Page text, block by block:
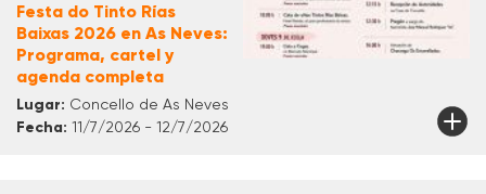
Festa do Tinto Rías
Baixas 2026 en As Neves:
Programa, cartel y
agenda completa
Lugar: Concello de As Neves
Fecha: 11/7/2026 - 12/7/2026